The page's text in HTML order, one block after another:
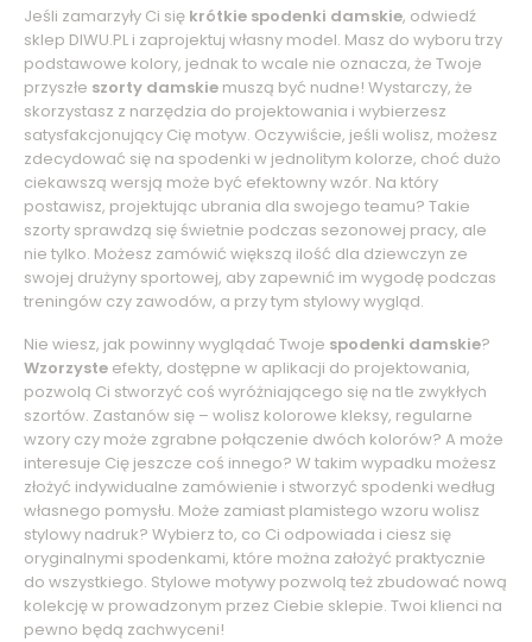
Jeśli zamarzyły Ci się krótkie spodenki damskie, odwiedź
sklep DIWU.PL i zaprojektuj własny model. Masz do wyboru trzy
podstawowe kolory, jednak to wcale nie oznacza, że Twoje
przyszłe szorty damskie muszą być nudne! Wystarczy, że
skorzystasz z narzędzia do projektowania i wybierzesz
satysfakcjonujący Cię motyw. Oczywiście, jeśli wolisz, możesz
zdecydować się na spodenki w jednolitym kolorze, choć dużo
ciekawszą wersją może być efektowny wzór. Na który
postawisz, projektując ubrania dla swojego teamu? Takie
szorty sprawdzą się świetnie podczas sezonowej pracy, ale
nie tylko. Możesz zamówić większą ilość dla dziewczyn ze
swojej drużyny sportowej, aby zapewnić im wygodę podczas
treningów czy zawodów, a przy tym stylowy wygląd.
Nie wiesz, jak powinny wyglądać Twoje spodenki damskie?
Wzorzyste efekty, dostępne w aplikacji do projektowania,
pozwolą Ci stworzyć coś wyróżniającego się na tle zwykłych
szortów. Zastanów się – wolisz kolorowe kleksy, regularne
wzory czy może zgrabne połączenie dwóch kolorów? A może
interesuje Cię jeszcze coś innego? W takim wypadku możesz
złożyć indywidualne zamówienie i stworzyć spodenki według
własnego pomysłu. Może zamiast plamistego wzoru wolisz
stylowy nadruk? Wybierz to, co Ci odpowiada i ciesz się
oryginalnymi spodenkami, które można założyć praktycznie
do wszystkiego. Stylowe motywy pozwolą też zbudować nową
kolekcję w prowadzonym przez Ciebie sklepie. Twoi klienci na
pewno będą zachwyceni!